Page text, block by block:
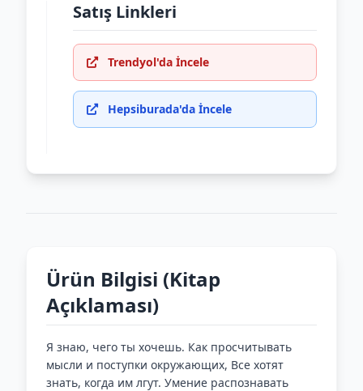
Satış Linkleri
Trendyol'da İncele
Hepsiburada'da İncele
Ürün Bilgisi (Kitap
Açıklaması)
Я знаю, чего ты хочешь. Как просчитывать
мысли и поступки окружающих, Все хотят
знать, когда им лгут. Умение распознавать